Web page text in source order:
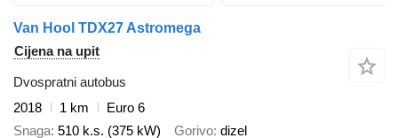
Van Hool TDX27 Astromega
Cijena na upit
Dvospratni autobus
2018
1 km
Euro 6
Snaga 510 k.s. (375 kW) Gorivo dizel